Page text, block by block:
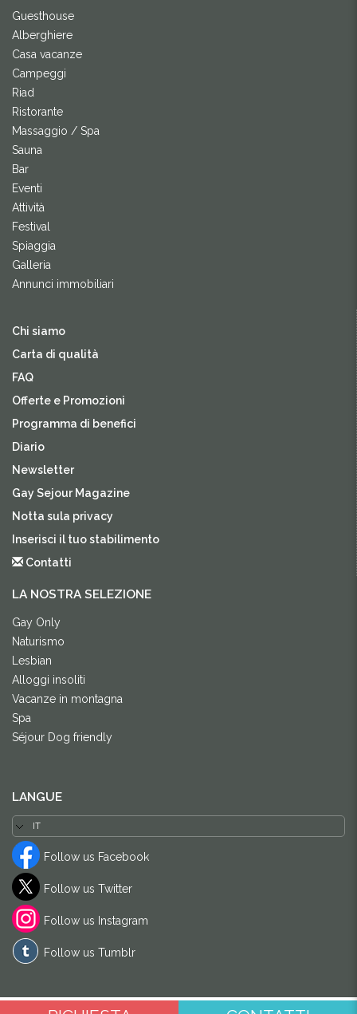
Guesthouse
Alberghiere
Casa vacanze
Campeggi
Riad
Ristorante
Massaggio / Spa
Sauna
Bar
Eventi
Attività
Festival
Spiaggia
Galleria
Annunci immobiliari
Chi siamo
Carta di qualità
FAQ
Offerte e Promozioni
Programma di benefici
Diario
Newsletter
Gay Sejour Magazine
Notta sula privacy
Inserisci il tuo stabilimento
Contatti
LA NOSTRA SELEZIONE
Gay Only
Naturismo
Lesbian
Alloggi insoliti
Vacanze in montagna
Spa
Séjour Dog friendly
LANGUE
Follow us Facebook
Follow us Twitter
Follow us Instagram
Follow us Tumblr